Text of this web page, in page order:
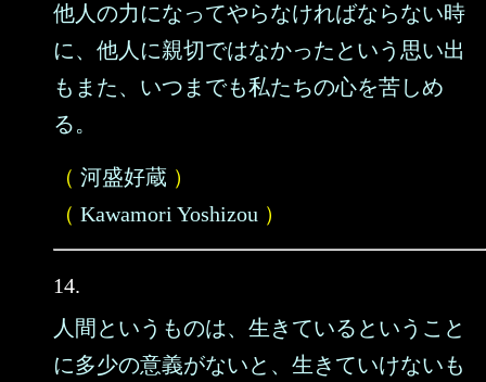
他人の力になってやらなければならない時
に、他人に親切ではなかったという思い出
もまた、いつまでも私たちの心を苦しめ
る。
（ 河盛好蔵 ）
（ Kawamori Yoshizou ）
14.
人間というものは、生きているということ
に多少の意義がないと、生きていけないも